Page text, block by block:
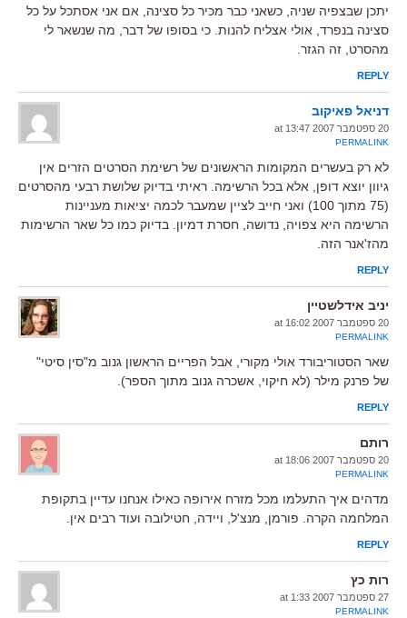
יתכן שבצפיה שניה, כשאני כבר מכיר כל סצינה, אם אני אסתכל על כל
סצינה בנפרד, אולי אצליח להנות. כי בסופו של דבר, מה שנשאר לי
מהסרט, זה הגזר.
REPLY
דניאל פאיקוב
20 ספטמבר 2007 at 13:47
PERMALINK
לא רק בעשרים המקומות הראשונים של רשימת הסרטים הזרים אין
גיוון יוצא דופן, אלא בכל הרשימה. ראיתי בדיוק שלושת רבעי מהסרטים
(75 מתוך 100) ואני חייב לציין שמעבר לכמה יציאות מעניינות
הרשימה היא צפויה, נדושה, חסרת דמיון. בדיוק כמו כל שאר הרשימות
מהז'אנר הזה.
REPLY
יניב אידלשטיין
20 ספטמבר 2007 at 16:02
PERMALINK
שאר הסטוריבורד אולי מקורי, אבל הפריים הראשון גנוב מ"סין סיטי"
של פרנק מילר (לא חיקוי, אשכרה גנוב מתוך הספר).
REPLY
רותם
20 ספטמבר 2007 at 18:06
PERMALINK
מדהים איך התעלמו מכל מזרח אירופה כאילו אנחנו עדיין בתקופת
המלחמה הקרה. פורמן, מנצ'ל, ויידה, חטילובה ועוד רבים אין.
REPLY
רות כץ
27 ספטמבר 2007 at 1:33
PERMALINK